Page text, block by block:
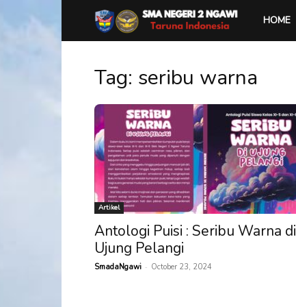
SMA
2
Ngawi
HOME
Tag: seribu warna
Artikel
Antologi Puisi : Seribu Warna di
Ujung Pelangi
SmadaNgawi - October 23, 2024